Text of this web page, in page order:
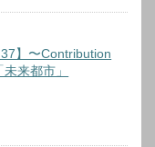
】〜Contribution
来都市」